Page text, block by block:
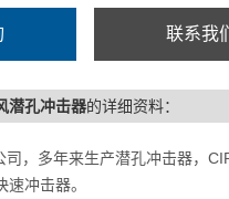
联系我们
潜孔冲击器的详细资料：
，多年来生产潜孔冲击器，
冲击器。